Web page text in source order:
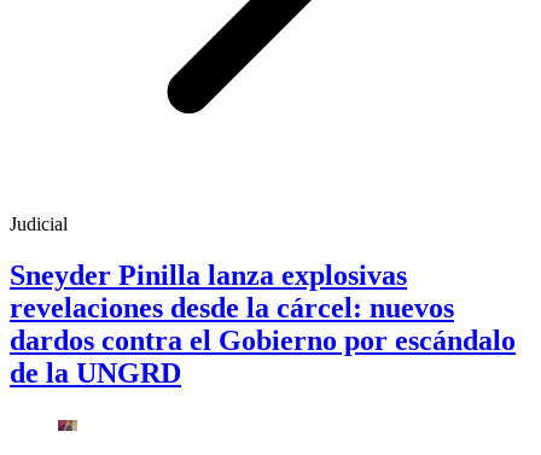
Judicial
Sneyder Pinilla lanza explosivas
revelaciones desde la cárcel: nuevos
dardos contra el Gobierno por escándalo
de la UNGRD